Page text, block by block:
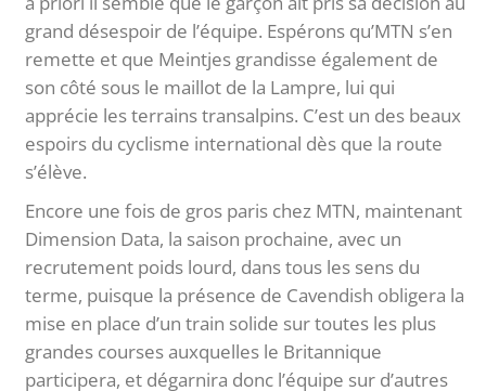
grand désespoir de l’équipe. Espérons qu’MTN s’en
remette et que Meintjes grandisse également de
son côté sous le maillot de la Lampre, lui qui
apprécie les terrains transalpins. C’est un des beaux
espoirs du cyclisme international dès que la route
s’élève.
Encore une fois de gros paris chez MTN, maintenant
Dimension Data, la saison prochaine, avec un
recrutement poids lourd, dans tous les sens du
terme, puisque la présence de Cavendish obligera la
mise en place d’un train solide sur toutes les plus
grandes courses auxquelles le Britannique
participera, et dégarnira donc l’équipe sur d’autres